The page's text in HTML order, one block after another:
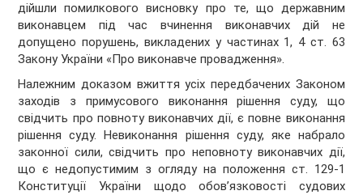
дійшли помилкового висновку про те, що державним
виконавцем під час вчинення виконавчих дій не
допущено порушень, викладених у частинах 1, 4 ст. 63
Закону України «Про виконавче провадження».
Належним доказом вжиття усіх передбачених Законом
заходів з примусового виконання рішення суду, що
свідчить про повноту виконавчих дії, є повне виконання
рішення суду. Невиконання рішення суду, яке набрало
законної сили, свідчить про неповноту виконавчих дії,
що є недопустимим з огляду на положення ст. 129-1
Конституції України щодо обов’язковості судових